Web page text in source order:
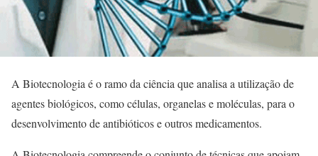
A Biotecnologia é o ramo da ciência que analisa a utilização de
agentes biológicos, como células, organelas e moléculas, para o
desenvolvimento de antibióticos e outros medicamentos.